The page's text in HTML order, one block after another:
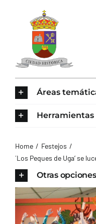
contenido
AYUNTAMIENTO
TURISMO
Áreas
Herramientas
Home
Festejos
´Los Peques de Uga’ se
Otras opciones